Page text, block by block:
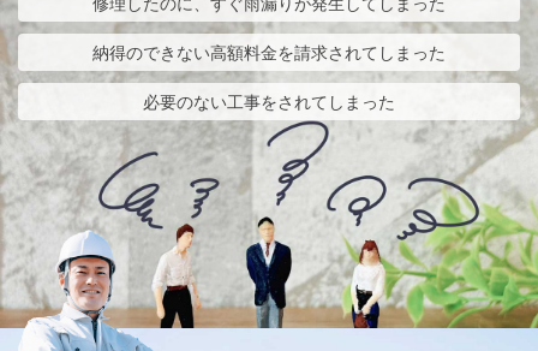
納得のできない高額料金を請求されてしまった
必要のない工事をされてしまった